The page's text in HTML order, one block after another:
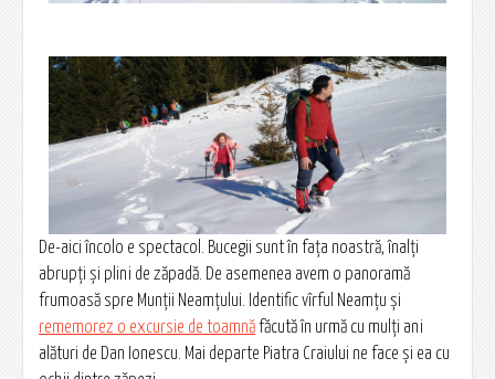
De-aici încolo e spectacol. Bucegii sunt în fața noastră, înalți
abrupți și plini de zăpadă. De asemenea avem o panoramă
frumoasă spre Munții Neamțului. Identific vîrful Neamțu și
rememorez o excursie de toamnăfăcută în urmă cu mulți ani
alături de Dan Ionescu. Mai departe Piatra Craiului ne face și ea cu